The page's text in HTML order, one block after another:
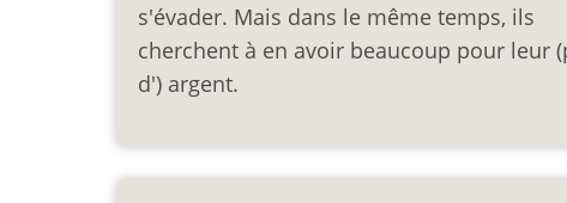
s'évader. Mais dans le même temps, ils
cherchent à en avoir beaucoup pour leur
d') argent.